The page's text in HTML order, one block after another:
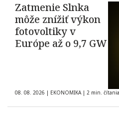
Zatmenie Slnka
môže znížiť výkon
fotovoltiky v
Európe až o 9,7 GW
08. 08. 2026 | EKONOMIKA | 2 min. čítania